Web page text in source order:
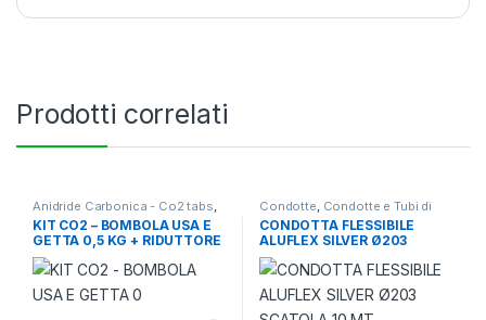
Prodotti correlati
Anidride Carbonica - Co2 tabs
Ventilazione - Aria
KIT CO2 – BOMBOLA USA E
GETTA 0,5 KG + RIDUTTORE
DI PRESSIONE – NO
ELETTROVALVOLA
Condotte Condotte e Tubi di
Aspirazione , Ventilazione - Aria
CONDOTTA FLESSIBILE
ALUFLEX SILVER Ø203
SCATOLA 10 MT